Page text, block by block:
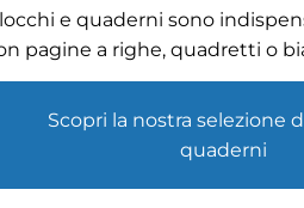
e quaderni sono
pagine a righe, quadretti o
Scopri la nostra selezione
quaderni